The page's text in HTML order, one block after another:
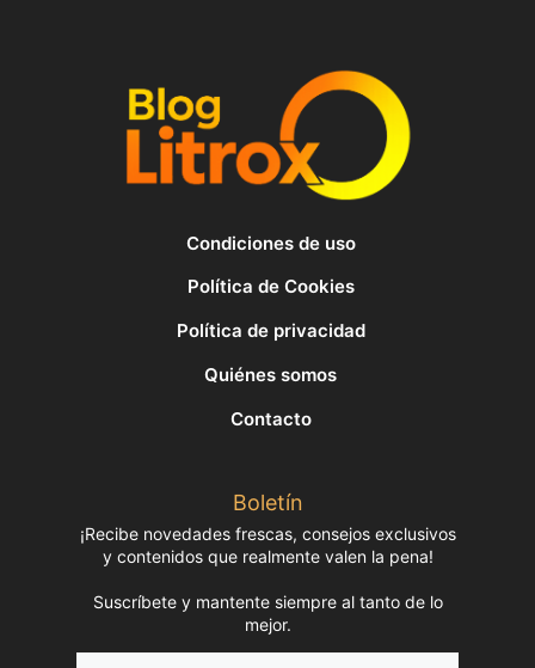
Condiciones de uso
Política de Cookies
Política de privacidad
Quiénes somos
Contacto
Boletín
¡Recibe novedades frescas, consejos exclusivos
y contenidos que realmente valen la pena!
Suscríbete y mantente siempre al tanto de lo
mejor.